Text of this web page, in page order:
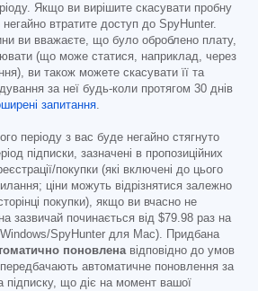
Якщо ви вирішите скасувати пробну
негайно втратите доступ до SpyHunter.
ви вважаєте, що було оброблено плату,
(що може статися, наприклад, через
ви також можете скасувати її та
за неї будь-коли протягом 30 днів
запитання.
періоду з вас буде негайно стягнуто
підписки, зазначені в пропозиційних
покупки (які включені до цього
ціни можуть відрізнятися залежно
покупки), якщо ви вчасно не
зазвичай починається від $79.98 раз на
Windows/SpyHunter для Mac). Придбана
поновленавідповідно до умов
передбачають автоматичне поновлення за
підписку, що діє на момент вашої